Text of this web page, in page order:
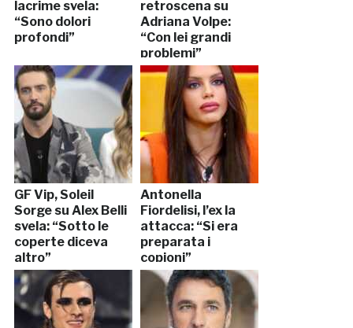
lacrime svela:
“Sono dolori
profondi”
retroscena su
Adriana Volpe:
“Con lei grandi
problemi”
GF Vip, Soleil
Sorge su Alex Belli
svela: “Sotto le
coperte diceva
altro”
Antonella
Fiordelisi, l’ex la
attacca: “Si era
preparata i
copioni”